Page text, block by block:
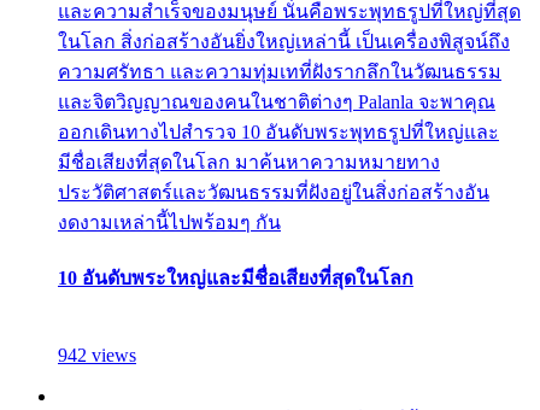
และความสำเร็จของมนุษย์ นั่นคือพระพุทธรูปที่ใหญ่ที่สุด
ในโลก สิ่งก่อสร้างอันยิ่งใหญ่เหล่านี้ เป็นเครื่องพิสูจน์ถึง
ความศรัทธา และความทุ่มเทที่ฝังรากลึกในวัฒนธรรม
และจิตวิญญาณของคนในชาติต่างๆ Palanla จะพาคุณ
ออกเดินทางไปสำรวจ 10 อันดับพระพุทธรูปที่ใหญ่และ
มีชื่อเสียงที่สุดในโลก มาค้นหาความหมายทาง
ประวัติศาสตร์และวัฒนธรรมที่ฝังอยู่ในสิ่งก่อสร้างอัน
งดงามเหล่านี้ไปพร้อมๆ กัน
10 อันดับพระใหญ่และมีชื่อเสียงที่สุดในโลก
942 views